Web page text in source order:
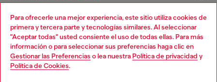
Para ofrecerle una mejor experiencia, este sitio utiliza cookies de
primera y tercera parte y tecnologías similares. Al seleccionar
"Aceptar todas" usted consiente el uso de todas ellas. Para más
información o para seleccionar sus preferencias haga clic en
Gestionar las Preferencias o lea nuestra Política de privacidad y
Política de Cookies.
CORPORACIÓN